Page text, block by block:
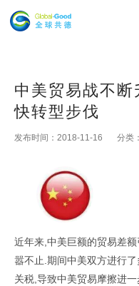
中美贸易战不
快转型步伐
发布时间：2018-11-16 分类：
近年来,中美巨额的贸易差
嚣不止.期间中美双方进行
关税,导致中美贸易摩擦进一